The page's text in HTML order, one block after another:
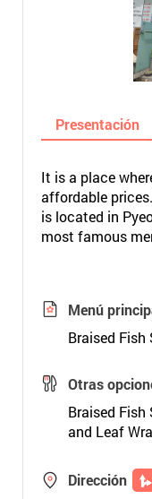
Presentación
It is a place
affordable
is located in
most famous
Menú
Braised Fish
Otras
Braised
and Leaf
Dirección